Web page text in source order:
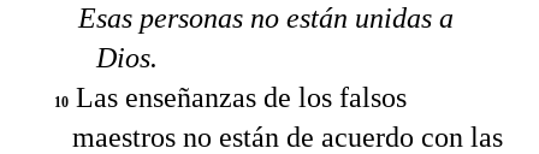
Esas personas no están unidas a
Dios.
10 Las enseñanzas de los falsos
maestros no están de acuerdo con las